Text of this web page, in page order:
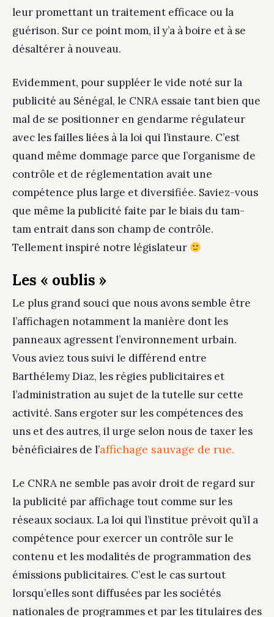
leur promettant un traitement efficace ou la
guérison. Sur ce point mom, il y’a à boire et à se
désaltérer à nouveau.
Evidemment, pour suppléer le vide noté sur la
publicité au Sénégal, le CNRA essaie tant bien que
mal de se positionner en gendarme régulateur
avec les failles liées à la loi qui l’instaure. C’est
quand même dommage parce que l’organisme de
contrôle et de réglementation avait une
compétence plus large et diversifiée. Saviez-vous
que même la publicité faite par le biais du tam-
tam entrait dans son champ de contrôle.
Tellement inspiré notre législateur
Les « oublis »
Le plus grand souci que nous avons semble être
l’affichagen notamment la manière dont les
panneaux agressent l’environnement urbain.
Vous aviez tous suivi le différend entre
Barthélemy Diaz, les régies publicitaires et
l’administration au sujet de la tutelle sur cette
activité. Sans ergoter sur les compétences des
uns et des autres, il urge selon nous de taxer les
bénéficiaires de l’affichage sauvage de rue.
Le CNRA ne semble pas avoir droit de regard sur
la publicité par affichage tout comme sur les
réseaux sociaux. La loi qui l’institue prévoit qu’il a
compétence pour exercer un contrôle sur le
contenu et les modalités de programmation des
émissions publicitaires. C’est le cas surtout
lorsqu’elles sont diffusées par les sociétés
nationales de programmes et par les titulaires des